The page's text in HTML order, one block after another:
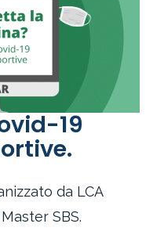
19
da LCA
SBS.